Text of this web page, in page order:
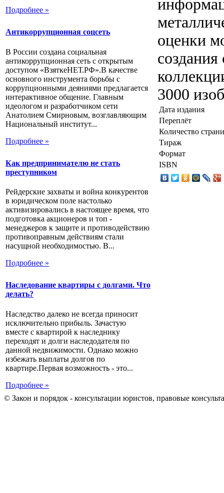
Подробнее »
Антикоррупционная соцсеть
В России создана социальная
антикоррупционная сеть с открытым
доступом «ВзяткеНЕТ.РФ».В качестве
основного инструмента борьбы с
коррупционными деяниями предлагается
интерактивное общение. Главным
идеологом и разработчиком сети
Анатолием Смирновым, возглавляющим
Национальный институт...
Подробнее »
Как предпринимателю не стать
преступником
Рейдерские захваты и война конкурентов
в юридическом поле настолько
активизировались в настоящее время, что
подготовка акционеров и топ -
менеджеров к защите и противодействию
противоправным действиям стали
насущной необходимостью. В...
Подробнее »
Наследование квартиры с долгами. Что
делать?
Наследство далеко не всегда приносит
исключительно прибыль. Зачастую
вместе с квартирой к наследнику
переходят и долги наследодателя по
данной недвижимости. Однако можно
избежать выплаты долгов по
квартире.Первая возможность - это...
Подробнее »
оценки
3000
Дата издания
Переплёт
Количество
Тираж
Формат
ISBN
© Закон и порядок - консультации юристов, правовые